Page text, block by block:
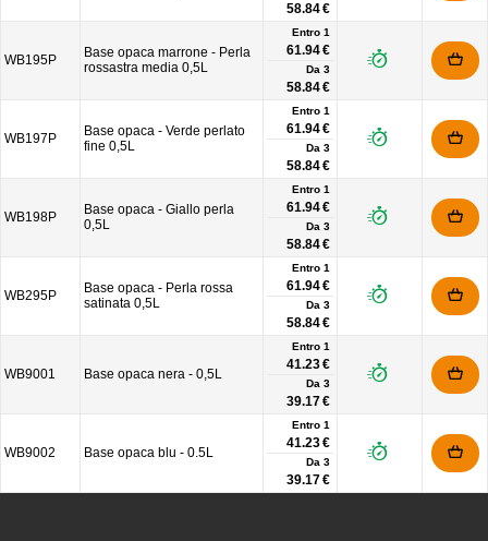
58.84 €
WB195P
Base opaca marrone - Perla
rossastra media 0,5L
Entro 1
61.94 €
Da 3
58.84 €
WB197P
Base opaca - Verde perlato
fine 0,5L
Entro 1
61.94 €
Da 3
58.84 €
WB198P
Base opaca - Giallo perla
0,5L
Entro 1
61.94 €
Da 3
58.84 €
WB295P
Base opaca - Perla rossa
satinata 0,5L
Entro 1
61.94 €
Da 3
58.84 €
WB9001 Base opaca nera - 0,5L
Entro 1
41.23 €
Da 3
39.17 €
WB9002 Base opaca blu - 0.5L
Entro 1
41.23 €
Da 3
39.17 €